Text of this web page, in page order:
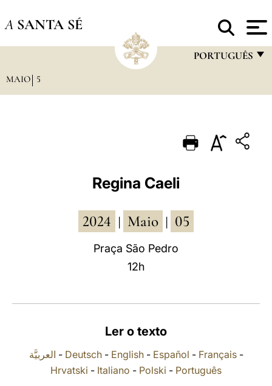
A SANTA SÉ
PORTUGUÊS
PORTUGUÊS
MAIO 5
Regina Caeli
2024 Maio 05
Praça São Pedro
12h
Ler o texto
العربيَّة - Deutsch- English- Español - Français-
Hrvatski - Italiano - Polski - Português